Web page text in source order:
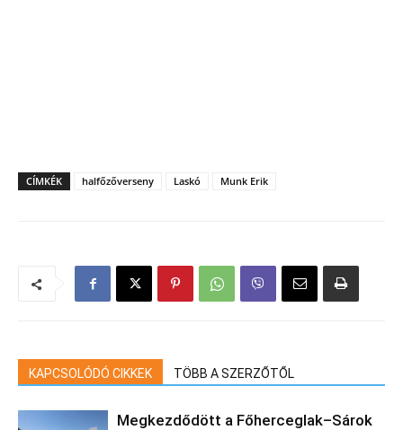
CÍMKÉK halfőzőverseny Laskó Munk Erik
KAPCSOLÓDÓ CIKKEK TÖBB A SZERZŐTŐL
Megkezdődött a Főherceglak–Sárok